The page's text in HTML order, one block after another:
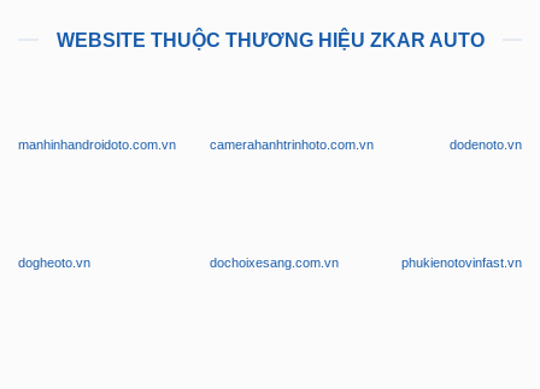
WEBSITE THUỘC THƯƠNG HIỆU ZKAR AUTO
manhinhandroidoto.com.vn camerahanhtrinhoto.com.vn dodenoto.vn
dogheoto.vn dochoixesang.com.vn phukienotovinfast.vn